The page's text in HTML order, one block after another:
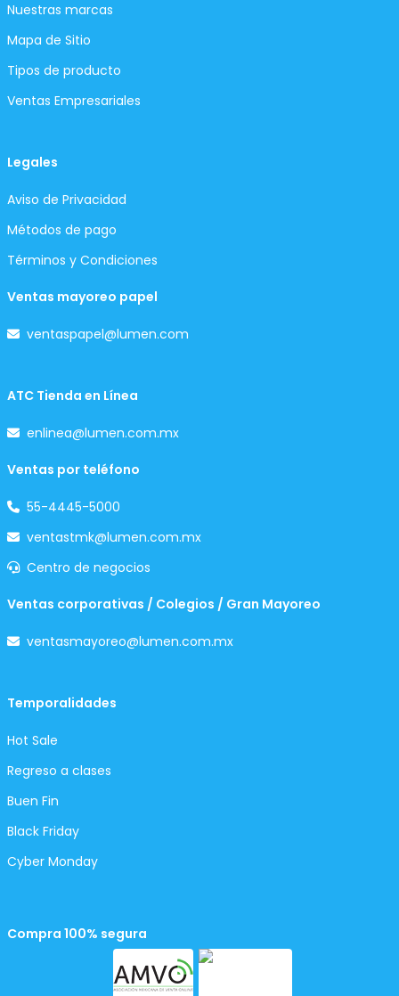
Nuestras marcas
Mapa de Sitio
Tipos de producto
Ventas Empresariales
Legales
Aviso de Privacidad
Métodos de pago
Términos y Condiciones
Ventas mayoreo papel
ventaspapel@lumen.com
ATC Tienda en Línea
enlinea@lumen.com.mx
Ventas por teléfono
55-4445-5000
ventastmk@lumen.com.mx
Centro de negocios
Ventas corporativas / Colegios / Gran Mayoreo
ventasmayoreo@lumen.com.mx
Temporalidades
Hot Sale
Regreso a clases
Buen Fin
Black Friday
Cyber Monday
Compra 100% segura